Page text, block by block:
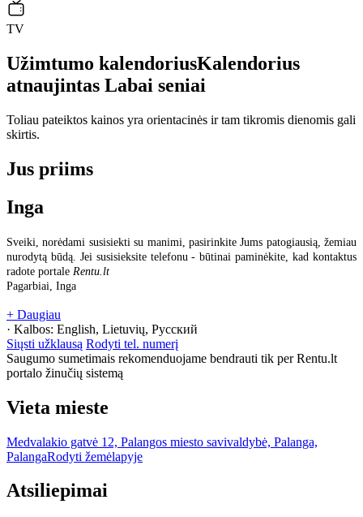
TV
Užimtumo kalendoriusKalendorius
atnaujintas Labai seniai
Toliau pateiktos kainos yra orientacinės ir tam tikromis dienomis gali
skirtis.
Jus priims
Inga
Sveiki, norėdami susisiekti su manimi, pasirinkite Jums patogiausią, žemiau
nurodytą būdą. Jei susisieksite telefonu - būtinai paminėkite, kad kontaktus
radote portale Rentu.lt
Pagarbiai, Inga
+ Daugiau
· Kalbos: English, Lietuvių, Русский
Siųsti užklausą Rodyti tel. numerį
Saugumo sumetimais rekomenduojame bendrauti tik per Rentu.lt
portalo žinučių sistemą
Vieta mieste
Medvalakio gatvė 12, Palangos miesto savivaldybė, Palanga,
PalangaRodyti žemėlapyje
Atsiliepimai